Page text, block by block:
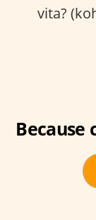
vita?
Because